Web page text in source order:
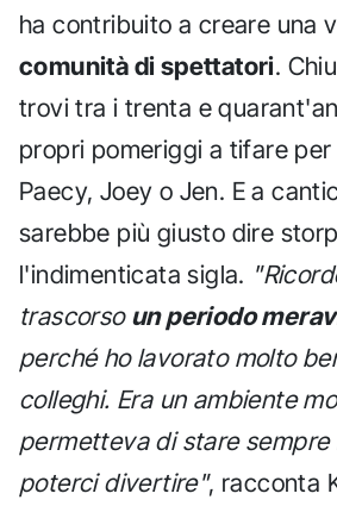
ha contribuito a creare una
comunità di spettatori.
trovi tra i trenta e
propri pomeriggi a tifare per
Paecy, Joey o Jen. E a
sarebbe più giusto dire
l'indimenticata sigla.
trascorso un periodo
perché ho lavorato molto
colleghi. Era un ambiente
permetteva di stare sempre
poterci divertire", racconta